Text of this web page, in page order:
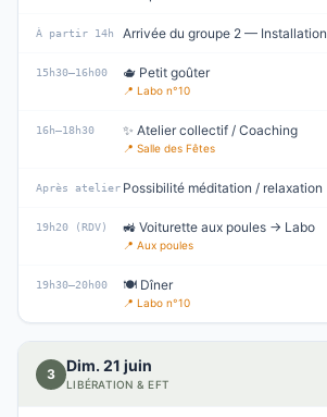
À partir 14h Arrivée du groupe 2 — Installation
15h30–16h00 🫖 Petit goûter
📍 Labo n°10
16h–18h30 ✨ Atelier collectif / Coaching
📍 Salle des Fêtes
Après atelier Possibilité méditation / relaxation
19h20 (RDV) 🚜 Voiturette aux poules → Labo
📍 Aux poules
19h30–20h00 🍽️ Dîner
📍 Labo n°10
3 Dim. 21 juin
LIBÉRATION & EFT